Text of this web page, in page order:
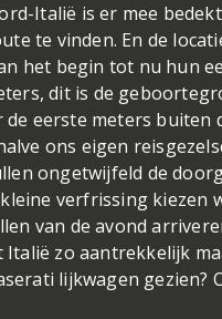
Italië is er mee
te vinden. En de
het begin tot nu hun
dit is de
eerste meters buiten
ons eigen
ongetwijfeld de
verfrissing kiezen
van de avond
Italië zo aantrekkelijk
lijkwagen gezien?